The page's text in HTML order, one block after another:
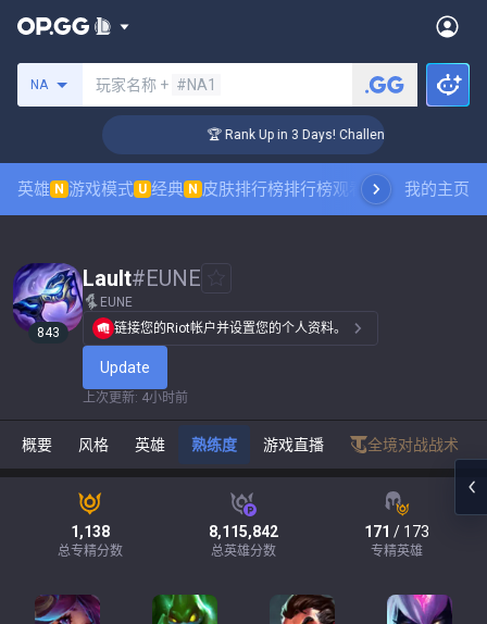
NA 玩家名称 + #NA1
🏆 Rank Up in 3 Days! Challenger Coaching
英雄 N 游戏模式 U 经典 N 皮肤排行榜排行榜观看职业比赛数据统
我的主页
843
Lault#EUNE
EUNE
链接您的Riot帐户并设置您的个人资料。
Update
上次更新: 4小时前
概要 风格 英雄 熟练度 游戏直播 全境对战战术
1,138
总专精分数
8,115,842
总英雄分数
171 / 173
专精英雄